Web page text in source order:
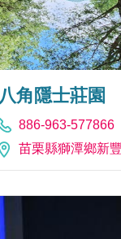
八角隱士莊園
886-963-577866
苗栗縣獅潭鄉新